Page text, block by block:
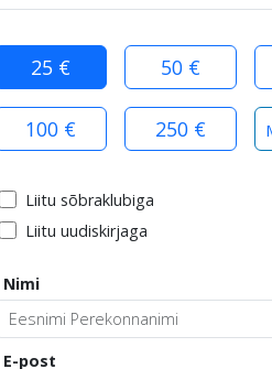
25 € 50 €
100 € 250 €
Liitu sõbraklubiga
Liitu uudiskirjaga
Nimi
E-post